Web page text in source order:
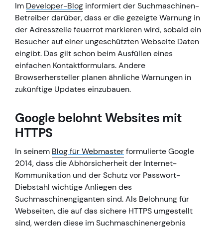
Im Developer-Blog informiert der Suchmaschinen-
Betreiber darüber, dass er die gezeigte Warnung in
der Adresszeile feuerrot markieren wird, sobald ein
Besucher auf einer ungeschützten Webseite Daten
eingibt. Das gilt schon beim Ausfüllen eines
einfachen Kontaktformulars. Andere
Browserhersteller planen ähnliche Warnungen in
zukünftige Updates einzubauen.
Google belohnt Websites mit
HTTPS
In seinem Blog für Webmasterformulierte Google
2014, dass die Abhörsicherheit der Internet-
Kommunikation und der Schutz vor Passwort-
Diebstahl wichtige Anliegen des
Suchmaschinengiganten sind. Als Belohnung für
Webseiten, die auf das sichere HTTPS umgestellt
sind, werden diese im Suchmaschinenergebnis